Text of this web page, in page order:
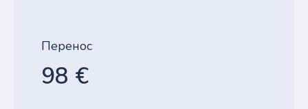
Перенос
98 €